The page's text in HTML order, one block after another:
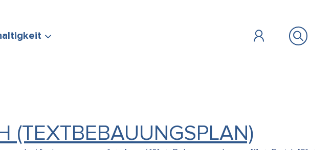
ÖFFENTLICHES
BILDUNG &
ZU GAST
FAIR HANDELN
(TEXTBEBAUUNGSPLAN)